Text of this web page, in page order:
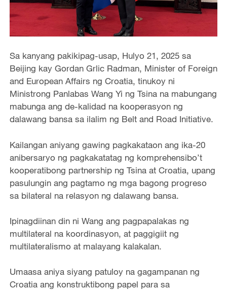
Sa kanyang pakikipag-usap, Hulyo 21, 2025 sa
Beijing kay Gordan Grlic Radman, Minister of Foreign
and European Affairs ng Croatia, tinukoy ni
Ministrong Panlabas Wang Yi ng Tsina na mabungang
mabunga ang de-kalidad na kooperasyon ng
dalawang bansa sa ilalim ng Belt and Road Initiative.
Kailangan aniyang gawing pagkakataon ang ika-20
anibersaryo ng pagkakatatag ng komprehensibo’t
kooperatibong partnership ng Tsina at Croatia, upang
pasulungin ang pagtamo ng mga bagong progreso
sa bilateral na relasyon ng dalawang bansa.
Ipinagdiinan din ni Wang ang pagpapalakas ng
multilateral na koordinasyon, at paggigiit ng
multilateralismo at malayang kalakalan.
Umaasa aniya siyang patuloy na gagampanan ng
Croatia ang konstruktibong papel para sa